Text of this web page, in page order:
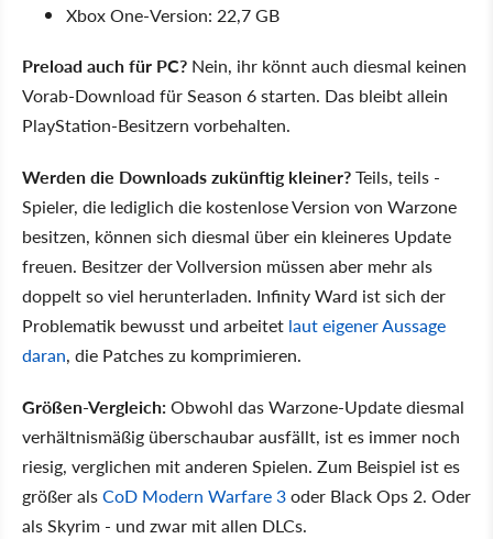
Xbox One-Version: 22,7 GB
Preload auch für PC? Nein, ihr könnt auch diesmal keinen
Vorab-Download für Season 6 starten. Das bleibt allein
PlayStation-Besitzern vorbehalten.
Werden die Downloads zukünftig kleiner?Teils, teils -
Spieler, die lediglich die kostenlose Version von Warzone
besitzen, können sich diesmal über ein kleineres Update
freuen. Besitzer der Vollversion müssen aber mehr als
doppelt so viel herunterladen. Infinity Ward ist sich der
Problematik bewusst und arbeitet laut eigener Aussage
daran, die Patches zu komprimieren.
Größen-Vergleich:Obwohl das Warzone-Update diesmal
verhältnismäßig überschaubar ausfällt, ist es immer noch
riesig, verglichen mit anderen Spielen. Zum Beispiel ist es
größer alsCoD Modern Warfare 3oder Black Ops 2. Oder
als Skyrim - und zwar mit allen DLCs.